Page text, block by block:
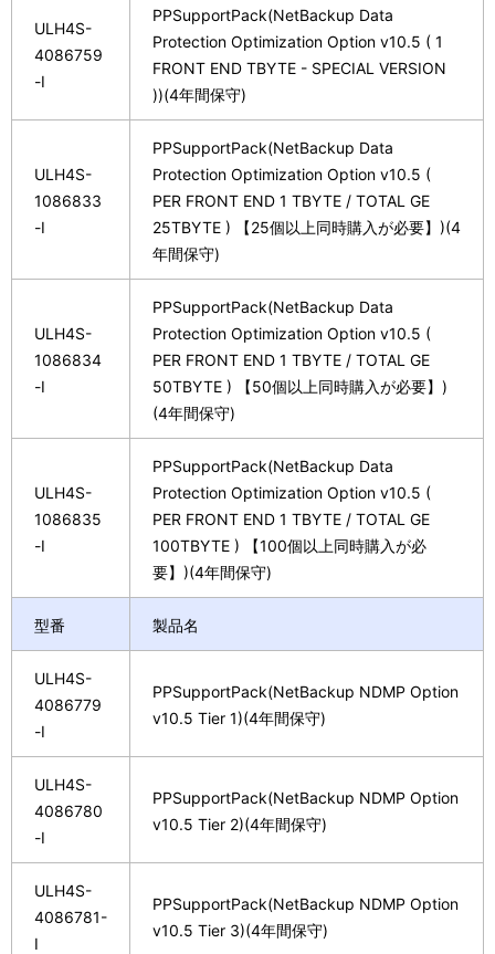
ULH4S-
4086759
-I
PPSupportPack(NetBackup Data
Protection Optimization Option v10.5 ( 1
FRONT END TBYTE - SPECIAL VERSION
))(4年間保守)
ULH4S-
1086833
-I
PPSupportPack(NetBackup Data
Protection Optimization Option v10.5 (
PER FRONT END 1 TBYTE / TOTAL GE
25TBYTE ) 【25個以上同時購入が必要】)(4
年間保守)
ULH4S-
1086834
-I
PPSupportPack(NetBackup Data
Protection Optimization Option v10.5 (
PER FRONT END 1 TBYTE / TOTAL GE
50TBYTE ) 【50個以上同時購入が必要】)
(4年間保守)
ULH4S-
1086835
-I
PPSupportPack(NetBackup Data
Protection Optimization Option v10.5 (
PER FRONT END 1 TBYTE / TOTAL GE
100TBYTE ) 【100個以上同時購入が必
要】)(4年間保守)
型番 製品名
ULH4S-
4086779
-I
PPSupportPack(NetBackup NDMP Option
v10.5 Tier 1)(4年間保守)
ULH4S-
4086780
-I
PPSupportPack(NetBackup NDMP Option
v10.5 Tier 2)(4年間保守)
ULH4S-
4086781-
I
PPSupportPack(NetBackup NDMP Option
v10.5 Tier 3)(4年間保守)